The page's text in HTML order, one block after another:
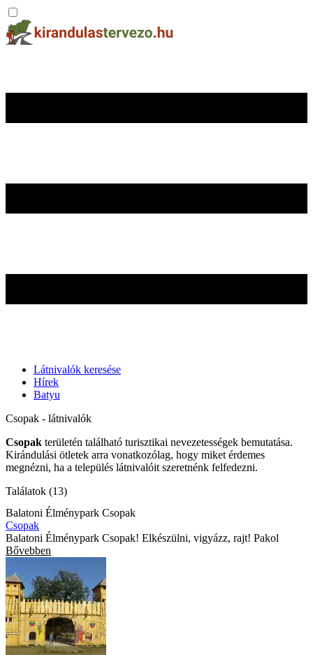
Látnivalók keresése
Hírek
Batyu
Csopak - látnivalók
Csopak területén található turisztikai nevezetességek bemutatása.
Kirándulási ötletek arra vonatkozólag, hogy miket érdemes
megnézni, ha a település látnivalóit szeretnénk felfedezni.
Találatok (13)
Balatoni Élménypark Csopak
Csopak
Balatoni Élménypark Csopak! Elkészülni, vigyázz, rajt! Pakol
Bővebben